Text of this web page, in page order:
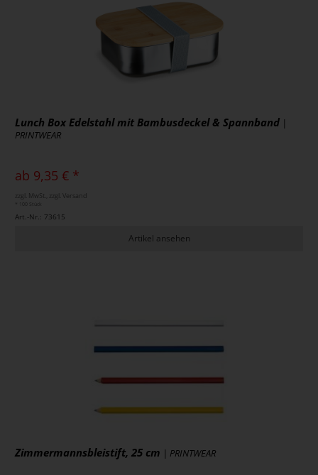
Lunch Box Edelstahl mit Bambusdeckel & Spannband |
PRINTWEAR
ab 9,35 € *
zzgl. MwSt., zzgl. Versand
Art.-Nr.: 73615
Artikel ansehen
Zimmermannsbleistift, 25 cm | PRINTWEAR